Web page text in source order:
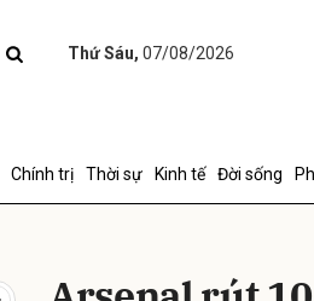
Thứ Sáu, 07/08/2026
Chính trị Thời sự Kinh tế Đời sống